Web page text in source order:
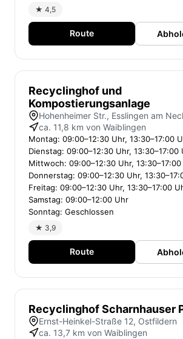
★ 4,5
Route
Recyclinghof und
Kompostierungsanlage
Hohenheimer Str., Esslingen am
ca. 11,8 km von Waiblingen
Montag: 09:00–12:30 Uhr, 13:30–17:00
Dienstag: 09:00–12:30 Uhr, 13:30–17:00
Mittwoch: 09:00–12:30 Uhr,
Donnerstag: 09:00–12:30 Uhr,
Freitag: 09:00–12:30 Uhr, 13:30–17:00
Samstag: 09:00–12:00 Uhr
Sonntag: Geschlossen
★ 3,9
Route
Recyclinghof Scharnhauser
Ernst-Heinkel-Straße 12, Ostfildern
ca. 13,7 km von Waiblingen